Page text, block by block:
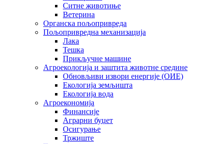
Ситне животиње
Ветерина
Органска пољопривреда
Пољопривредна механизација
Лака
Тешка
Прикључне машине
Агроекологија и заштита животне средине
Обновљиви извори енергије (ОИЕ)
Екологија земљишта
Екологија вода
Агроекономија
Финансије
Аграрни буџет
Осигурање
Тржиште